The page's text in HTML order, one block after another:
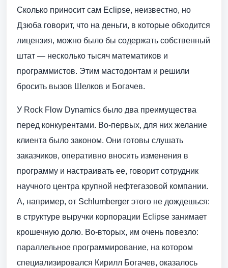
Сколько приносит сам Eclipse, неизвестно, но
Дзюба говорит, что на деньги, в которые обходится
лицензия, можно было бы содержать собственный
штат — несколько тысяч математиков и
программистов. Этим мастодонтам и решили
бросить вызов Шелков и Богачев.
У Rock Flow Dynamics было два преимущества
перед конкурентами. Во-первых, для них желание
клиента было законом. Они готовы слушать
заказчиков, оперативно вносить изменения в
программу и настраивать ее, говорит сотрудник
научного центра крупной нефтегазовой компании.
А, например, от Schlumberger этого не дождешься:
в структуре выручки корпорации Eclipse занимает
крошечную долю. Во-вторых, им очень повезло:
параллельное программирование, на котором
специализировался Кирилл Богачев, оказалось